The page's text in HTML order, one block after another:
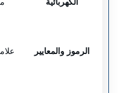
الرموز والمعايير